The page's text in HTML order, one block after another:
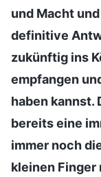
und Macht
definitive
zukünftig ins
empfangen
haben kannst.
bereits eine
immer noch
kleinen Finger